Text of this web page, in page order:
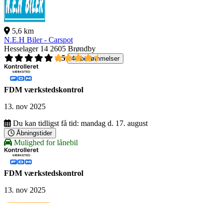
5,6 km
N.E.H Biler - Carspot
Hesselager 14 2605 Brøndby
4,5
44 bedømmelser
FDM værkstedskontrol
13. nov 2025
Du kan tidligst få tid: mandag d. 17. august
Åbningstider
Mulighed for lånebil
FDM værkstedskontrol
13. nov 2025